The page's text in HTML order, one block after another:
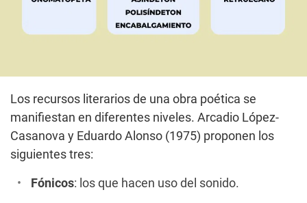
Los recursos literarios de una obra poética se
manifiestan en diferentes niveles. Arcadio López-
Casanova y Eduardo Alonso (1975) proponen los
siguientes tres:
Fónicos: los que hacen uso del sonido.